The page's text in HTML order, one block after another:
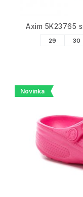
Axim 5K23765
29 30
Novinka